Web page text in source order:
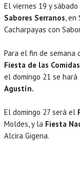
El viernes 19 y
Sabores Serranos, en
Cacharpayas con
Para el fin de semana
Fiesta de las
el domingo 21 se hará
Agustín.
El domingo 27 será el
Moldes, y la Fiesta
Alcira Gigena.